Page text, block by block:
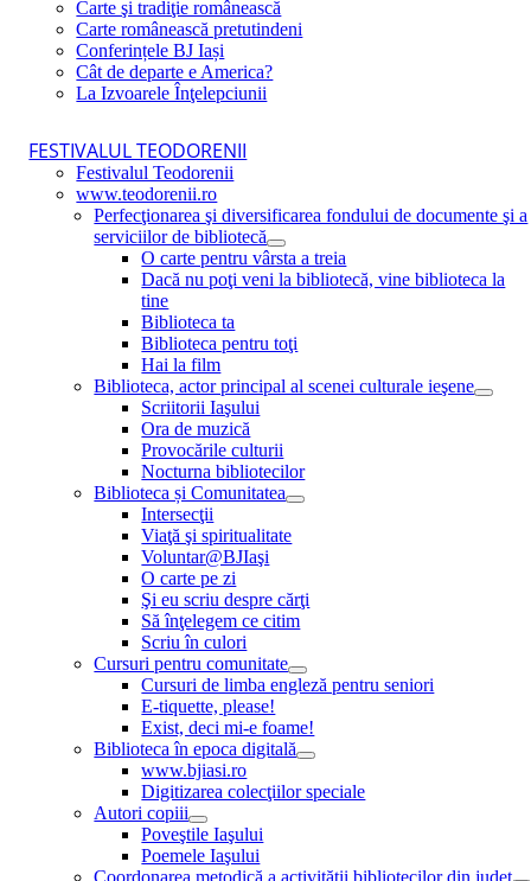
Carte şi tradiţie românească
Carte românească pretutindeni
Conferințele BJ Iași
Cât de departe e America?
La Izvoarele Înţelepciunii
FESTIVALUL TEODORENII
Festivalul Teodorenii
www.teodorenii.ro
Perfecţionarea şi diversificarea fondului de documente şi a
serviciilor de bibliotecă
O carte pentru vârsta a treia
Dacă nu poţi veni la bibliotecă, vine biblioteca la
tine
Biblioteca ta
Biblioteca pentru toţi
Hai la film
Biblioteca, actor principal al scenei culturale ieşene
Scriitorii Iaşului
Ora de muzică
Provocările culturii
Nocturna bibliotecilor
Biblioteca și Comunitatea
Intersecţii
Viaţă şi spiritualitate
Voluntar@BJIaşi
O carte pe zi
Şi eu scriu despre cărţi
Să înţelegem ce citim
Scriu în culori
Cursuri pentru comunitate
Cursuri de limba engleză pentru seniori
E-tiquette, please!
Exist, deci mi-e foame!
Biblioteca în epoca digitală
www.bjiasi.ro
Digitizarea colecţiilor speciale
Autori copiii
Poveştile Iaşului
Poemele Iaşului